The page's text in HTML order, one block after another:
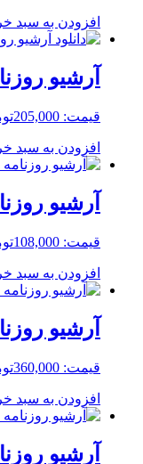
افزودن به سبد
آرشیو
قیمت: 205,000
افزودن به سبد
آرشیو
قیمت: 108,000
افزودن به سبد
آرشیو
قیمت: 360,000
افزودن به سبد
آرشیو